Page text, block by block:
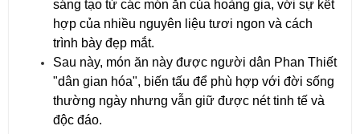
sáng tạo từ các món ăn của hoàng gia, với sự kết
hợp của nhiều nguyên liệu tươi ngon và cách
trình bày đẹp mắt.
Sau này, món ăn này được người dân Phan Thiết
"dân gian hóa", biến tấu để phù hợp với đời sống
thường ngày nhưng vẫn giữ được nét tinh tế và
độc đáo.